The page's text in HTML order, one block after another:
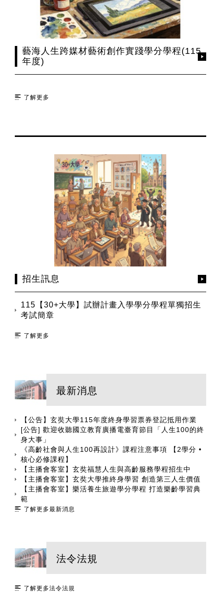
藝海人生跨媒材藝術創作實踐學分學程(115
年度)
了解更多
招生訊息
115【30+大學】試辦計畫入學學分學程單獨招生
考試簡章
了解更多
最新消息
【公告】玄奘大學115年度終身學習票券登記抵用作業
[公告] 歡迎收聽國立教育廣播電臺育節目「人生100的終
身大事」
《高齡社會與人生100再設計》課程注意事項 【2學分 •
核心必修課程】
【主播會客室】玄奘福慧人生與高齡服務學程招生中
【主播會客室】玄奘大學推終身學習 創造第三人生價值
【主播會客室】樂活養生旅遊學分學程 打造樂齡學習典
範
了解更多最新消息
法令法規
了解更多法令法規